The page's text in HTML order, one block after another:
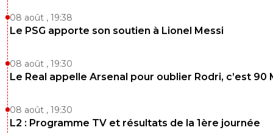
08 août , 19:38
Le PSG apporte son soutien à Lionel Messi
08 août , 19:30
Le Real appelle Arsenal pour oublier Rodri, c’est 90
08 août , 19:30
L2 : Programme TV et résultats de la 1ère journée